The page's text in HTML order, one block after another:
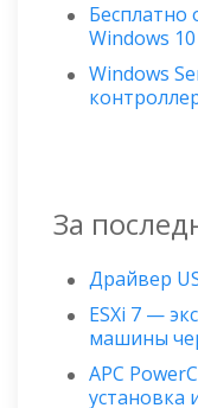
Бесплатно
Windows 10
Windows
За
Драйвер
ESXi 7 —
машины
APC
установка